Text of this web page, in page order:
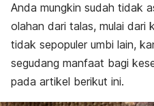
Anda mungkin sudah tidak
olahan dari talas, mulai dari
tidak sepopuler umbi lain,
segudang manfaat bagi
pada artikel berikut ini.